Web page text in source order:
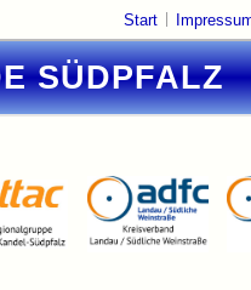
Start
SÜDPFALZ